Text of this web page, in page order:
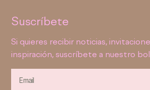
Suscríbete
Si quieres recibir noticias,
inspiración, suscríbete a nuestro